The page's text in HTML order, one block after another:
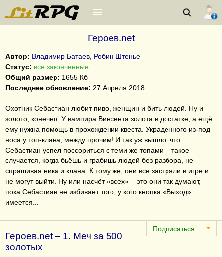
Героев.net
Автор: Владимир Батаев Робин Штенье
Статус: все законченные
Общий размер: 1655 Кб
Последнее обновление: 27 Апреля 2018
Охотник Себастиан любит пиво, женщин и бить людей. Ну и
золото, конечно. У вампира Винсента золота в достатке, а ещё
ему нужна помощь в прохождении квеста. Украденного из-под
носа у топ-клана, между прочим! И так уж вышло, что
Себастиан успел поссориться с теми же топами – такое
случается, когда бьёшь и грабишь людей без разбора, не
спрашивая ника и клана. К тому же, они все застряли в игре и
не могут выйти. Ну или насчёт «всех» – это они так думают,
пока Себастиан не избивает того, у кого кнопка «Выход»
имеется...
Героев.net – 1. Меч за 500
золотых